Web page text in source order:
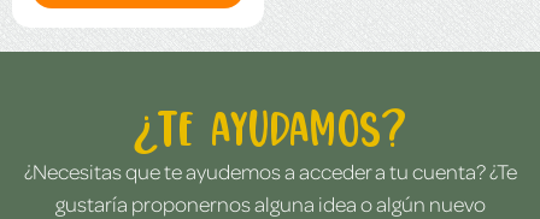
¿Te ayudamos?
¿Necesitas que te ayudemos a acceder a tu cuenta? ¿Te
gustaría proponernos alguna idea o algún nuevo